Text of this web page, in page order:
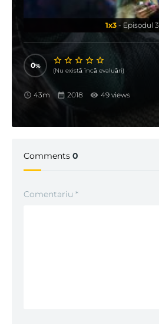
1x3- Episodul 3
0
(Nu există încă evaluări)
43m 2018 49 views
Comments 0
Comentariu *